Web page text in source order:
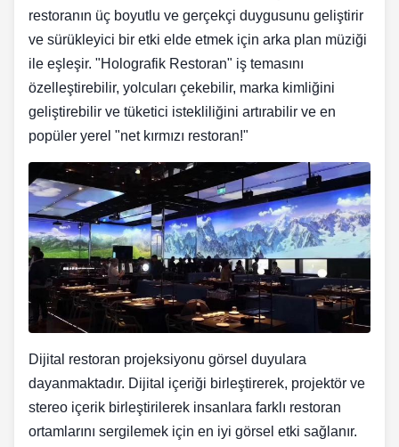
restoranın üç boyutlu ve gerçekçi duygusunu geliştirir
ve sürükleyici bir etki elde etmek için arka plan müziği
ile eşleşir. "Holografik Restoran" iş temasını
özelleştirebilir, yolcuları çekebilir, marka kimliğini
geliştirebilir ve tüketici istekliliğini artırabilir ve en
popüler yerel "net kırmızı restoran!"
Dijital restoran projeksiyonu görsel duyulara
dayanmaktadır. Dijital içeriği birleştirerek, projektör ve
stereo içerik birleştirilerek insanlara farklı restoran
ortamlarını sergilemek için en iyi görsel etki sağlanır.